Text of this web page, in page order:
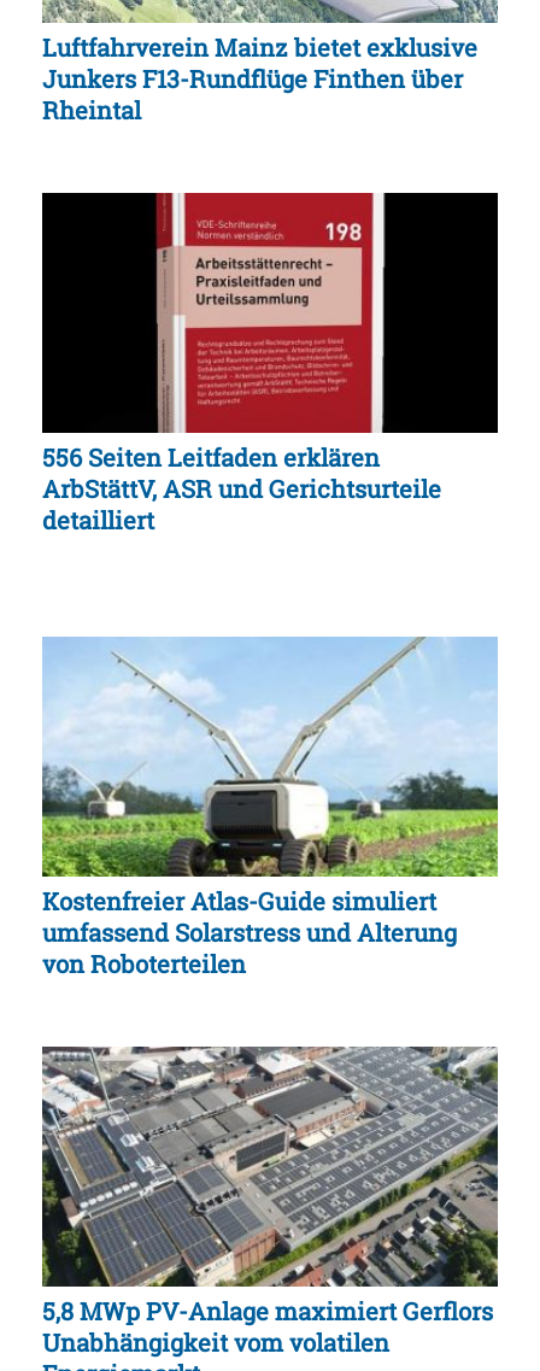
Luftfahrverein Mainz bietet exklusive
Junkers F13-Rundflüge Finthen über
Rheintal
556 Seiten Leitfaden erklären
ArbStättV, ASR und Gerichtsurteile
detailliert
Kostenfreier Atlas-Guide simuliert
umfassend Solarstress und Alterung
von Roboterteilen
5,8 MWp PV-Anlage maximiert Gerflors
Unabhängigkeit vom volatilen